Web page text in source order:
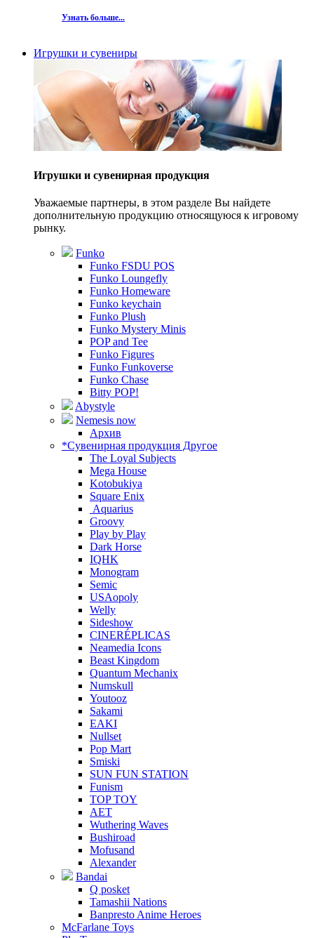
Узнать больше...
Игрушки и сувениры
Игрушки и сувенирная продукция
Уважаемые партнеры, в этом разделе Вы найдете
дополнительную продукцию относящуюся к игровому
рынку.
Funko
Funko FSDU POS
Funko Loungefly
Funko Homeware
Funko keychain
Funko Plush
Funko Mystery Minis
POP and Tee
Funko Figures
Funko Funkoverse
Funko Chase
Bitty POP!
Abystyle
Nemesis now
Архив
*Сувенирная продукция Другое
The Loyal Subjects
Mega House
Kotobukiya
Square Enix
Aquarius
Groovy
Play by Play
Dark Horse
IQHK
Monogram
Semic
USAopoly
Welly
Sideshow
CINERÉPLICAS
Neamedia Icons
Beast Kingdom
Quantum Mechanix
Numskull
Youtooz
Sakami
EAKI
Nullset
Pop Mart
Smiski
SUN FUN STATION
Funism
TOP TOY
AET
Wuthering Waves
Bushiroad
Mofusand
Alexander
Bandai
Q posket
Tamashii Nations
Banpresto Anime Heroes
McFarlane Toys